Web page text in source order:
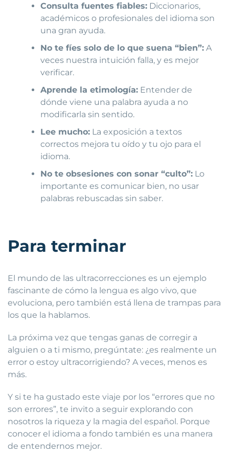
Consulta fuentes fiables: Diccionarios,
académicos o profesionales del idioma son
una gran ayuda.
No te fíes solo de lo que suena “bien”: A
veces nuestra intuición falla, y es mejor
verificar.
Aprende la etimología: Entender de
dónde viene una palabra ayuda a no
modificarla sin sentido.
Lee mucho: La exposición a textos
correctos mejora tu oído y tu ojo para el
idioma.
No te obsesiones con sonar “culto”: Lo
importante es comunicar bien, no usar
palabras rebuscadas sin saber.
Para terminar
El mundo de las ultracorrecciones es un ejemplo
fascinante de cómo la lengua es algo vivo, que
evoluciona, pero también está llena de trampas para
los que la hablamos.
La próxima vez que tengas ganas de corregir a
alguien o a ti mismo, pregúntate: ¿es realmente un
error o estoy ultracorrigiendo? A veces, menos es
más.
Y si te ha gustado este viaje por los “errores que no
son errores”, te invito a seguir explorando con
nosotros la riqueza y la magia del español. Porque
conocer el idioma a fondo también es una manera
de entendernos mejor.